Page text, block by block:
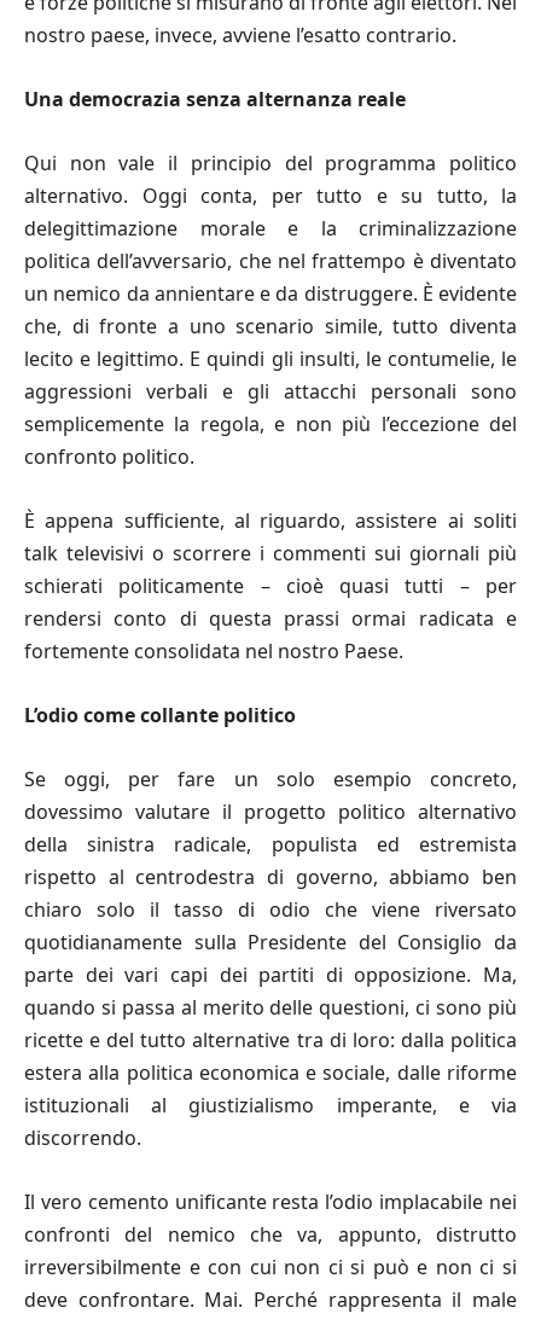
nostro paese, invece, avviene l’esatto contrario.
Una democrazia senza alternanza reale
Qui non vale il principio del programma politico
alternativo. Oggi conta, per tutto e su tutto, la
delegittimazione morale e la criminalizzazione
politica dell’avversario, che nel frattempo è diventato
un nemico da annientare e da distruggere. È evidente
che, di fronte a uno scenario simile, tutto diventa
lecito e legittimo. E quindi gli insulti, le contumelie, le
aggressioni verbali e gli attacchi personali sono
semplicemente la regola, e non più l’eccezione del
confronto politico.
È appena sufficiente, al riguardo, assistere ai soliti
talk televisivi o scorrere i commenti sui giornali più
schierati politicamente – cioè quasi tutti – per
rendersi conto di questa prassi ormai radicata e
fortemente consolidata nel nostro Paese.
L’odio come collante politico
Se oggi, per fare un solo esempio concreto,
dovessimo valutare il progetto politico alternativo
della sinistra radicale, populista ed estremista
rispetto al centrodestra di governo, abbiamo ben
chiaro solo il tasso di odio che viene riversato
quotidianamente sulla Presidente del Consiglio da
parte dei vari capi dei partiti di opposizione. Ma,
quando si passa al merito delle questioni, ci sono più
ricette e del tutto alternative tra di loro: dalla politica
estera alla politica economica e sociale, dalle riforme
istituzionali al giustizialismo imperante, e via
discorrendo.
Il vero cemento unificante resta l’odio implacabile nei
confronti del nemico che va, appunto, distrutto
irreversibilmente e con cui non ci si può e non ci si
deve confrontare. Mai. Perché rappresenta il male